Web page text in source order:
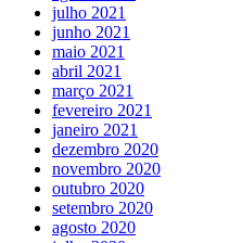
julho 2021
junho 2021
maio 2021
abril 2021
março 2021
fevereiro 2021
janeiro 2021
dezembro 2020
novembro 2020
outubro 2020
setembro 2020
agosto 2020